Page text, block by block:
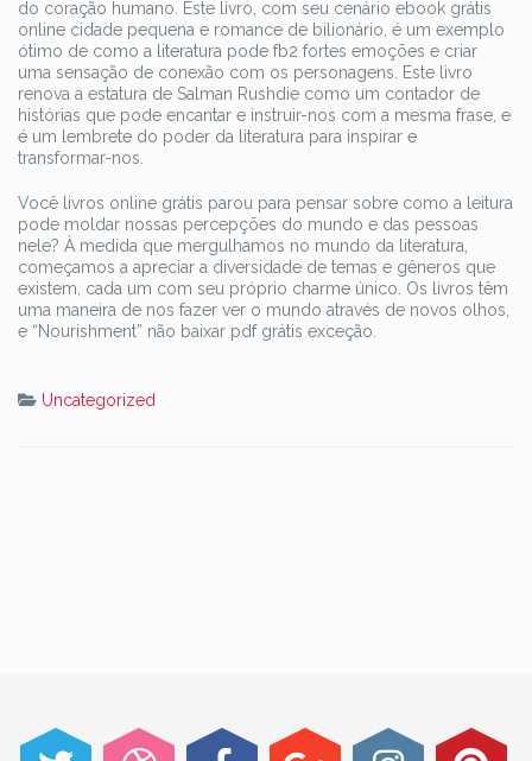
do coração humano. Este livro, com seu cenário ebook grátis
online cidade pequena e romance de bilionário, é um exemplo
ótimo de como a literatura pode fb2 fortes emoções e criar
uma sensação de conexão com os personagens. Este livro
renova a estatura de Salman Rushdie como um contador de
histórias que pode encantar e instruir-nos com a mesma frase, e
é um lembrete do poder da literatura para inspirar e
transformar-nos.
Você livros online grátis parou para pensar sobre como a leitura
pode moldar nossas percepções do mundo e das pessoas
nele? À medida que mergulhamos no mundo da literatura,
começamos a apreciar a diversidade de temas e gêneros que
existem, cada um com seu próprio charme único. Os livros têm
uma maneira de nos fazer ver o mundo através de novos olhos,
e “Nourishment” não baixar pdf grátis exceção.
Uncategorized